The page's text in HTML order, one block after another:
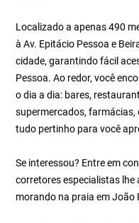
Localizado a apenas 490
à Av. Epitácio Pessoa e
cidade, garantindo fácil
Pessoa. Ao redor, você
o dia a dia: bares,
supermercados, farmácias,
tudo pertinho para você
Se interessou? Entre em
corretores especialistas lhe
morando na praia em João